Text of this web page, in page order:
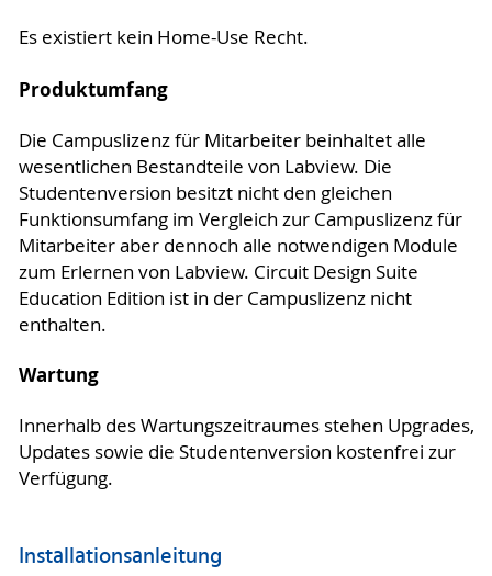
Es existiert kein Home-Use Recht.
Produktumfang
Die Campuslizenz für Mitarbeiter beinhaltet alle
wesentlichen Bestandteile von Labview. Die
Studentenversion besitzt nicht den gleichen
Funktionsumfang im Vergleich zur Campuslizenz für
Mitarbeiter aber dennoch alle notwendigen Module
zum Erlernen von Labview. Circuit Design Suite
Education Edition ist in der Campuslizenz nicht
enthalten.
Wartung
Innerhalb des Wartungszeitraumes stehen Upgrades,
Updates sowie die Studentenversion kostenfrei zur
Verfügung.
Installationsanleitung